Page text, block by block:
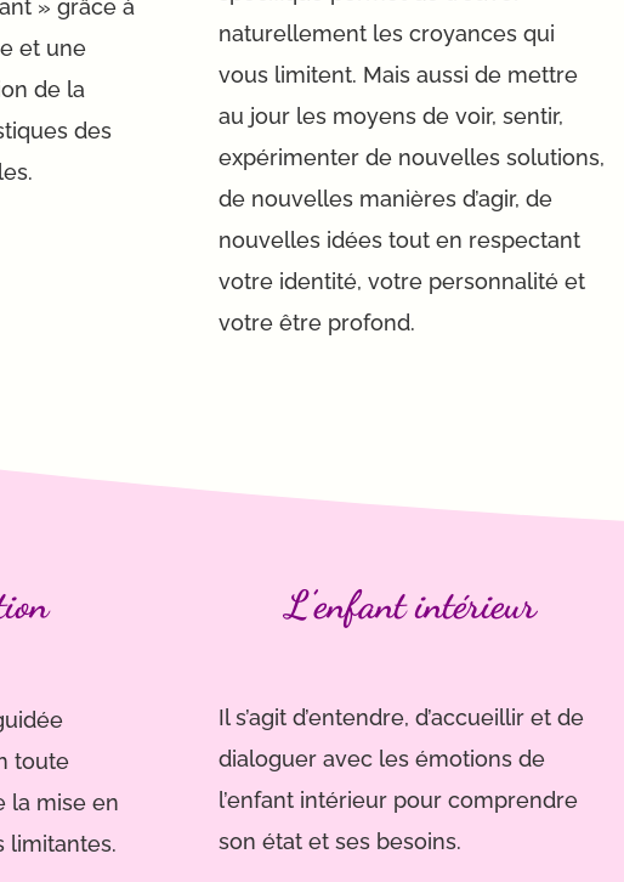
» grâce à
et une
de la
des
naturellement les croyances qui
vous limitent. Mais aussi de mettre
au jour les moyens de voir, sentir,
expérimenter de nouvelles solutions,
de nouvelles manières d’agir, de
nouvelles idées tout en respectant
votre identité, votre personnalité et
votre être profond.
toute
la mise en
limitantes.
L’enfant intérieur
Il s’agit d’entendre, d’accueillir et de
dialoguer avec les émotions de
l’enfant intérieur pour comprendre
son état et ses besoins.